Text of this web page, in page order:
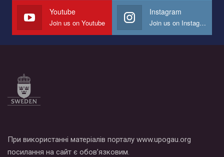
СОГИ в Украине.
Все, что вам нужно сделать - это зайти на наш канал YouTube
по этой ссылке и поставить лайк под видео.
Youtube
Join us on Youtube
Instagram
Join us on Instagram
При використанні матеріалів порталу www.upogau.org
посилання на сайт є обов’язковим.